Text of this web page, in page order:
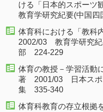
ける「日本的スポー
教育学研究紀要(中国
体育科における「教
2002/03 教育学研究
部 224-229
体育の教授－学習活動
著 2001/03 日本スポ
集 335-340
体育科教育の存立根